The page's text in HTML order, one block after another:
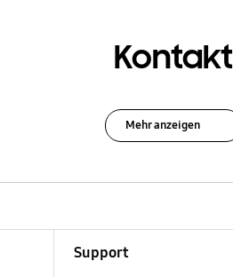
Kontakt
Mehr anzeigen
Support